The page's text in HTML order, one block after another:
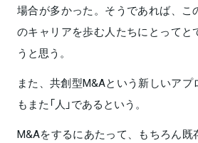
場合が多かった。そうであれば、こ
のキャリアを歩む人たちにとってと
うと思う。
また、共創型M&Aという新しいア
もまた「人」であるという。
M&Aをするにあたって、もちろん既